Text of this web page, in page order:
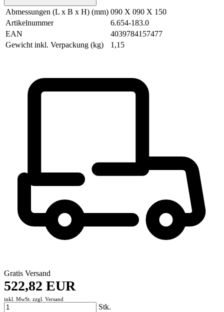
Abmessungen (L x B x H) (mm) 090 X 090 X 150
Artikelnummer
6.654-183.0
EAN
4039784157477
Gewicht inkl. Verpackung (kg)
1,15
Gratis Versand
522,82 EUR
inkl. MwSt. zzgl. Versand
Stk.